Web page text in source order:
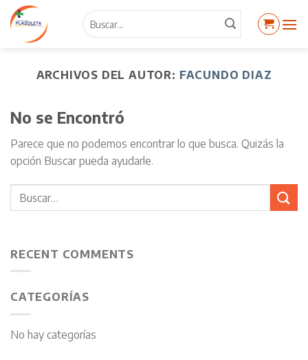
Skip
content
Buscar
por:
ARCHIVOS DEL AUTOR: FACUNDO DIAZ
No se Encontró
Parece que no podemos encontrar lo que busca. Quizás la
opción Buscar pueda ayudarle.
RECENT COMMENTS
CATEGORÍAS
No hay categorías